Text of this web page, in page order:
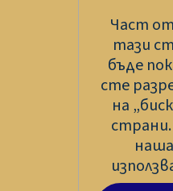
Част
тази
бъде
сте
на